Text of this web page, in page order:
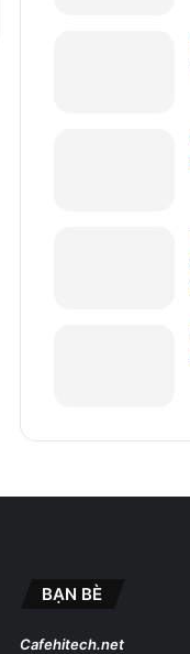
BẠN BÈ
Cafehitech.net